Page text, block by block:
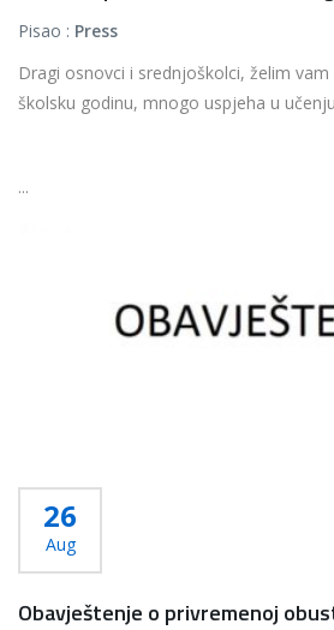
Pisao : Press
Dragi osnovci i srednjoškolci, želim
školsku godinu, mnogo uspjeha u
...
26
Aug
Obavještenje o privremenoj